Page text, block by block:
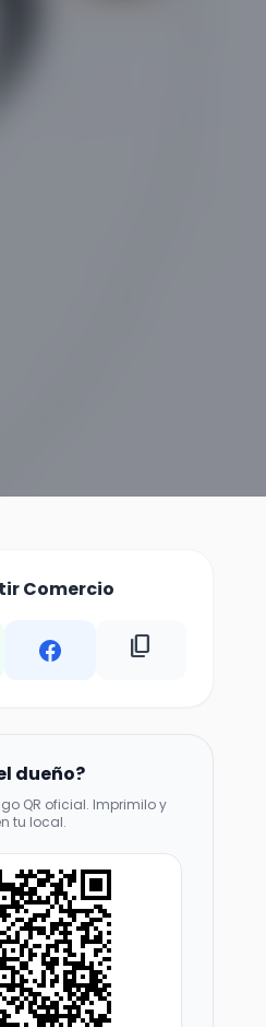
Comercio
content_copy
dueño?
QR oficial. Imprimilo y
tu local.